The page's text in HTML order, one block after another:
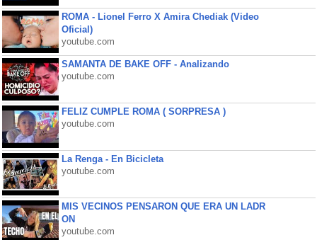
ROMA - Lionel Ferro X Amira Chediak (Video
Oficial)
youtube.com
SAMANTA DE BAKE OFF - Analizando
youtube.com
FELIZ CUMPLE ROMA ( SORPRESA )
youtube.com
La Renga - En Bicicleta
youtube.com
MIS VECINOS PENSARON QUE ERA UN LADR
ON
youtube.com